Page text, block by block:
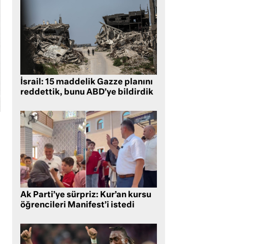
İsrail: 15 maddelik Gazze planını
reddettik, bunu ABD’ye bildirdik
Ak Parti’ye sürpriz: Kur’an kursu
öğrencileri Manifest’i istedi